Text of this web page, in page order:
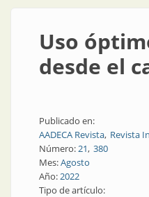
Uso
desde el
Publicado en:
AADECA Revista Revista
Número:21 380
Mes:Agosto
Año:2022
Tipo de artículo: